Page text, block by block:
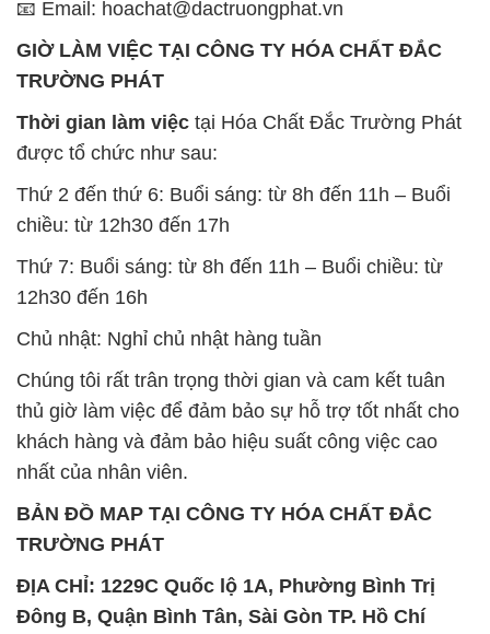
📧 Email: hoachat@dactruongphat.vn
GIỜ LÀM VIỆC TẠI CÔNG TY HÓA CHẤT ĐẮC
TRƯỜNG PHÁT
Thời gian làm việc tại Hóa Chất Đắc Trường Phát
được tổ chức như sau:
Thứ 2 đến thứ 6: Buổi sáng: từ 8h đến 11h – Buổi
chiều: từ 12h30 đến 17h
Thứ 7: Buổi sáng: từ 8h đến 11h – Buổi chiều: từ
12h30 đến 16h
Chủ nhật: Nghỉ chủ nhật hàng tuần
Chúng tôi rất trân trọng thời gian và cam kết tuân
thủ giờ làm việc để đảm bảo sự hỗ trợ tốt nhất cho
khách hàng và đảm bảo hiệu suất công việc cao
nhất của nhân viên.
BẢN ĐỒ MAP TẠI CÔNG TY HÓA CHẤT ĐẮC
TRƯỜNG PHÁT
ĐỊA CHỈ: 1229C Quốc lộ 1A, Phường Bình Trị
Đông B, Quận Bình Tân, Sài Gòn TP. Hồ Chí